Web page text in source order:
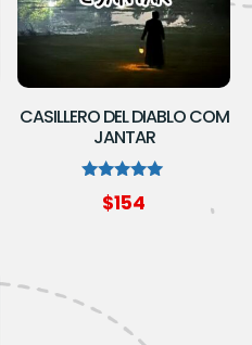
CASILLERO DEL DIABLO COM
JANTAR
Avaliação
5.00
$154